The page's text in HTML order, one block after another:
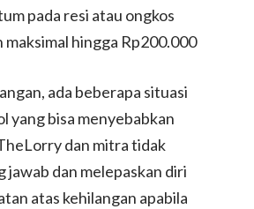
pada resi atau ongkos
maksimal hingga Rp200.000
ada beberapa situasi
yang bisa menyebabkan
dan mitra tidak
jawab dan melepaskan diri
atas kehilangan apabila